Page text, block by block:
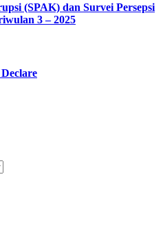
(SPAK) dan Survei Persepsi
3 – 2025